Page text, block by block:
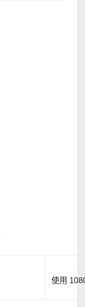
使用